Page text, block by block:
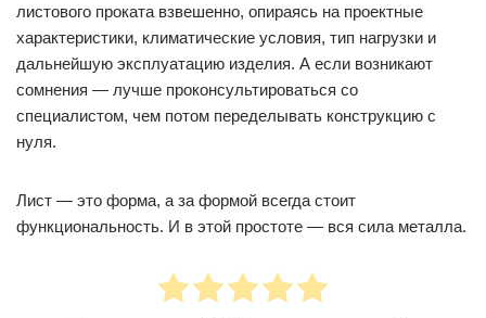
листового проката взвешенно, опираясь на проектные
характеристики, климатические условия, тип нагрузки и
дальнейшую эксплуатацию изделия. А если возникают
сомнения — лучше проконсультироваться со
специалистом, чем потом переделывать конструкцию с
нуля.
Лист — это форма, а за формой всегда стоит
функциональность. И в этой простоте — вся сила металла.